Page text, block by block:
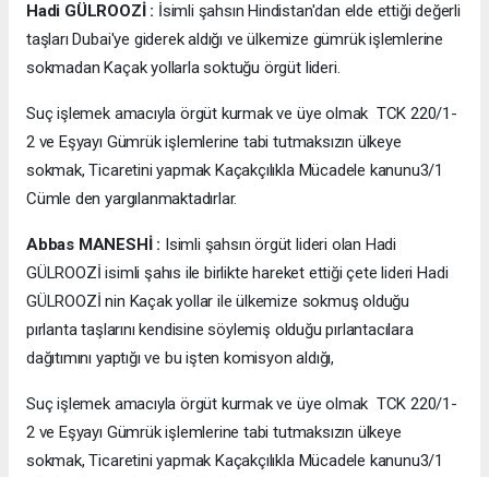
Hadi GÜLROOZİ : İsimli şahsın Hindistan'dan elde ettiği değerli
taşları Dubai'ye giderek aldığı ve ülkemize gümrük işlemlerine
sokmadan Kaçak yollarla soktuğu örgüt lideri.
Suç işlemek amacıyla örgüt kurmak ve üye olmak TCK 220/1-
2 ve Eşyayı Gümrük işlemlerine tabi tutmaksızın ülkeye
sokmak, Ticaretini yapmak Kaçakçılıkla Mücadele kanunu3/1
Cümle den yargılanmaktadırlar.
Abbas MANESHİ : Isimli şahsın örgüt lideri olan Hadi
GÜLROOZİ isimli şahıs ile birlikte hareket ettiği çete lideri Hadi
GÜLROOZİ nin Kaçak yollar ile ülkemize sokmuş olduğu
pırlanta taşlarını kendisine söylemiş olduğu pırlantacılara
dağıtımını yaptığı ve bu işten komisyon aldığı,
Suç işlemek amacıyla örgüt kurmak ve üye olmak TCK 220/1-
2 ve Eşyayı Gümrük işlemlerine tabi tutmaksızın ülkeye
sokmak, Ticaretini yapmak Kaçakçılıkla Mücadele kanunu3/1